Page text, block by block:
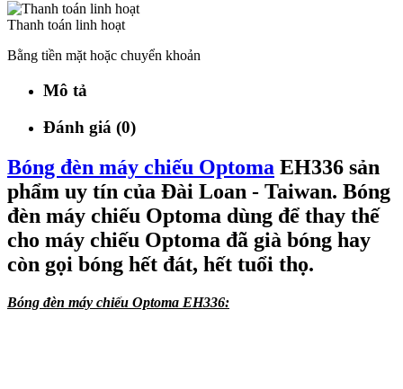
Thanh toán linh hoạt
Bằng tiền mặt hoặc chuyển khoản
Mô tả
Đánh giá (0)
Bóng đèn máy chiếu Optoma EH336 sản
phẩm uy tín của Đài Loan - Taiwan. Bóng
đèn máy chiếu Optoma dùng để thay thế
cho máy chiếu Optoma đã già bóng hay
còn gọi bóng hết đát, hết tuổi thọ.
Bóng đèn máy chiếu Optoma EH336: